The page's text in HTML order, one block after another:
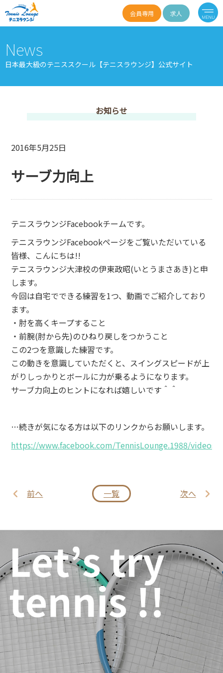
会員専用 求人
News
日本最大級のテニススクール【テニスラウンジ】公式サイト
お知らせ
2016年5月25日
サーブ力向上
テニスラウンジFacebookチームです。
テニスラウンジFacebookページをご覧いただいている
皆様、こんにちは!!
テニスラウンジ大津校の伊東政昭(いとうまさあき)と申
します。
今回は自宅でできる練習を1つ、動画でご紹介しており
ます。
・肘を高くキープすること
・前腕(肘から先)のひねり戻しをつかうこと
この2つを意識した練習です。
この動きを意識していただくと、スイングスピードが上
がりしっかりとボールに力が乗るようになります。
サーブ力向上のヒントになれば嬉しいです＾＾
…続きが気になる方は以下のリンクからお願いします。
https://www.facebook.com/TennisLounge.1988/videos/
前へ 一覧 次へ